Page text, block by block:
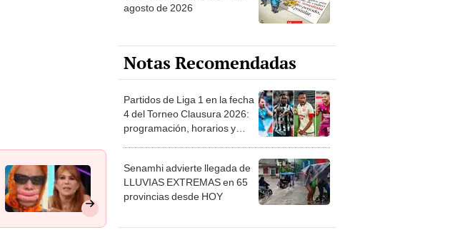
agosto de 2026
Notas Recomendadas
Partidos de Liga 1 en la fecha
4 del Torneo Clausura 2026:
programación, horarios y
Senamhi advierte llegada de
LLUVIAS EXTREMAS en 65
provincias desde HOY